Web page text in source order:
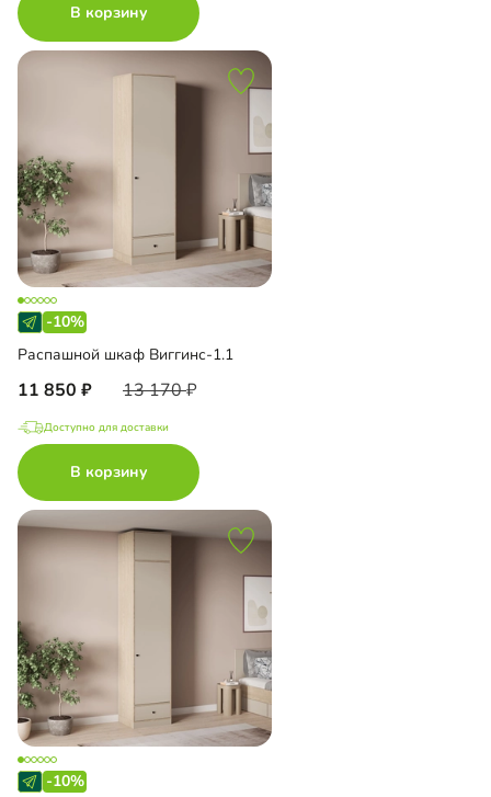
В корзину
-10%
Распашной шкаф Виггинс-1.1
11 850 13 170
Доступно для доставки
В корзину
-10%